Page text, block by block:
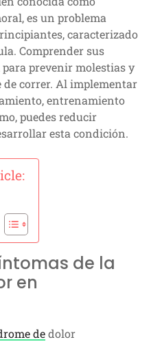
es un problema
caracterizado
Comprender sus
prevenir molestias y
de correr. Al implementar
entrenamiento
puedes reducir
esta condición.
de la
en
dedolor